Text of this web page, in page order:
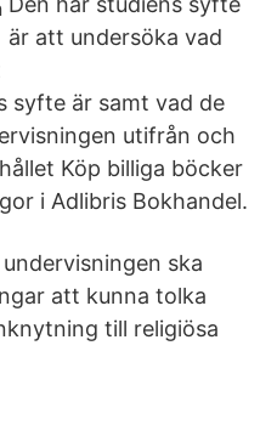
är att undersöka vad
syfte är samt vad de
utifrån och
Köp billiga böcker
i Adlibris Bokhandel.
ska
att kunna tolka
till religiösa